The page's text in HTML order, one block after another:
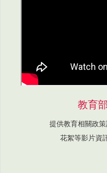
教育
提供教育相關政
花絮等影片資